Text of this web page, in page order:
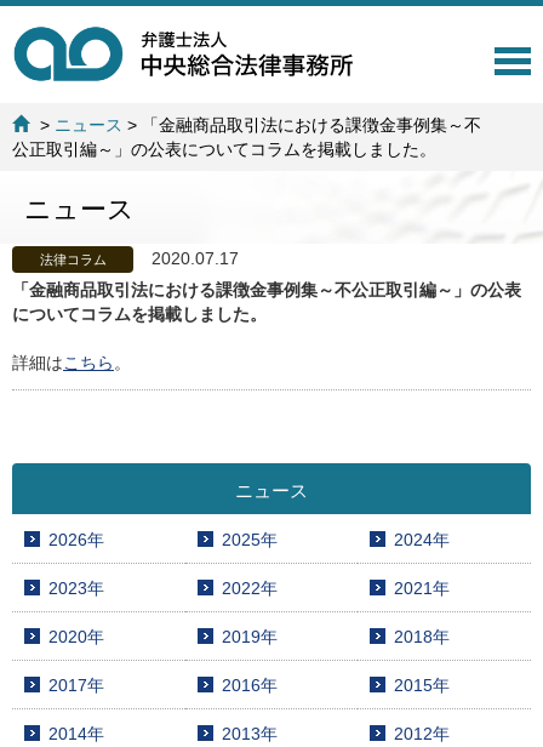
T
g
> ニュース >
「金融商品取引法における課徴金事例集～不
公正取引編～」の公表についてコラムを掲載しました。
ニュース
法律コラム
2020.07.17
「金融商品取引法における課徴金事例集～不公正取引編～」の公表
についてコラムを掲載しました。
詳細はこちら 。
ニュース
2026年 2025年 2024年
2023年 2022年 2021年
2020年 2019年 2018年
2017年 2016年 2015年
2014年 2013年 2012年